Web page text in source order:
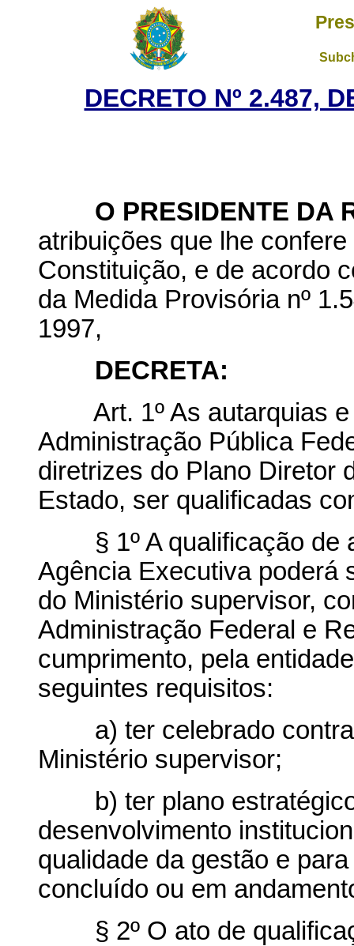
DECRETO Nº 2.487,
O PRESIDENTE DA
atribuições que lhe
Constituição, e de acordo
da Medida Provisória nº
1997,
DECRETA:
Art. 1º As autarquias e
Administração Pública
diretrizes do Plano Diretor
Estado, ser qualificadas
§ 1º A qualificação de
Agência Executiva poderá
do Ministério supervisor,
Administração Federal e
cumprimento, pela
seguintes requisitos:
a) ter celebrado
Ministério supervisor;
b) ter plano estratégico
desenvolvimento
qualidade da gestão e
concluído ou em
§ 2º O ato de